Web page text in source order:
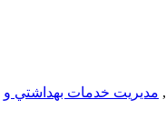
مديريت خدمات بهداشتي و